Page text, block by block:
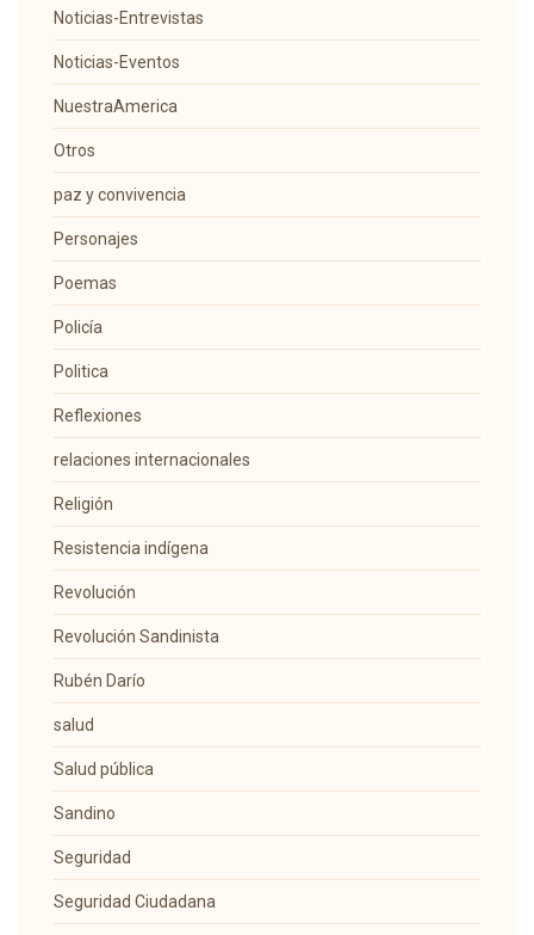
Noticias-Entrevistas
Noticias-Eventos
NuestraAmerica
Otros
paz y convivencia
Personajes
Poemas
Policía
Politica
Reflexiones
relaciones internacionales
Religión
Resistencia indígena
Revolución
Revolución Sandinista
Rubén Darío
salud
Salud pública
Sandino
Seguridad
Seguridad Ciudadana